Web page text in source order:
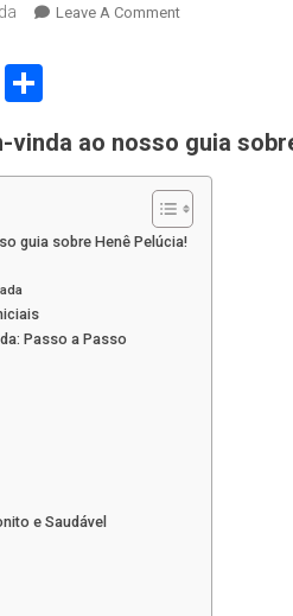
Leave A CommentOn
Pouch
Tumblr
vinda ao nosso guia
guia sobre Henê Pelúcia!
Passo a Passo
e Saudável